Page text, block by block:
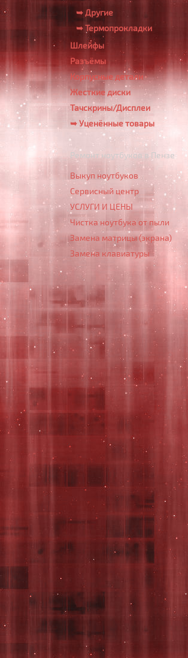
➥ Другие
➥ Термопрокладки
Шлейфы
Разъёмы
Корпусные детали
Жесткие диски
Тачскрины/Дисплеи
➥ Уценённые товары
Ремонт ноутбуков в Пензе
Выкуп ноутбуков
Сервисный центр
УСЛУГИ И ЦЕНЫ
Чистка ноутбука от пыли
Замена матрицы (экрана)
Замена клавиатуры